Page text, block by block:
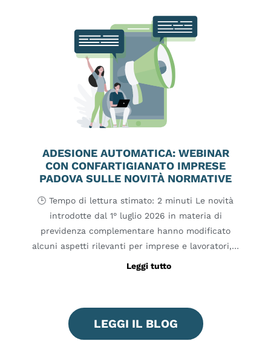
ADESIONE AUTOMATICA: WEBINAR
CON CONFARTIGIANATO IMPRESE
PADOVA SULLE NOVITÀ NORMATIVE
🕒 Tempo di lettura stimato: 2 minuti Le novità
introdotte dal 1° luglio 2026 in materia di
previdenza complementare hanno modificato
alcuni aspetti rilevanti per imprese e lavoratori,…
Leggi tutto
LEGGI IL BLOG